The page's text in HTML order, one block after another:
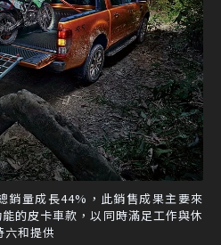
銷量成長44%，此銷售成果主要來
的皮卡車款，以同時滿足工作與休
六和提供